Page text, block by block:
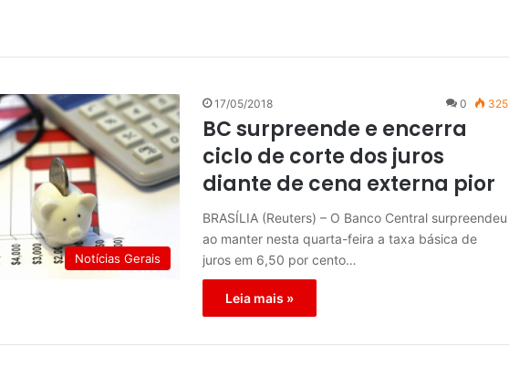
Notícias Gerais
17/05/2018 0 325
BC surpreende e encerra
ciclo de corte dos juros
diante de cena externa pior
BRASÍLIA (Reuters) – O Banco Central surpreendeu
ao manter nesta quarta-feira a taxa básica de
juros em 6,50 por cento…
Leia mais »